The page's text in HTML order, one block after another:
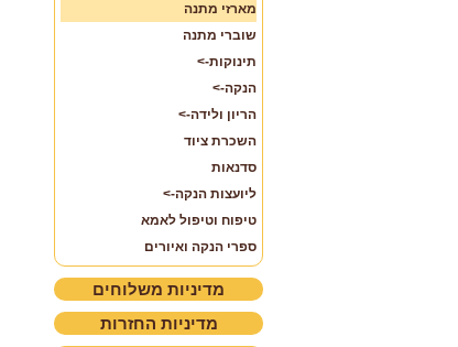
מארזי מתנה
שוברי מתנה
תינוקות->
הנקה->
הריון ולידה->
השכרת ציוד
סדנאות
ליועצות הנקה->
טיפוח וטיפול לאמא
ספרי הנקה ואיורים
מדיניות משלוחים
מדיניות החזרות